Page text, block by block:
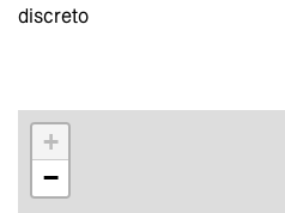
discreto
+
−